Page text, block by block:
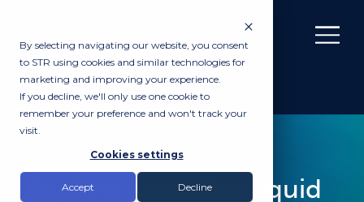
By selecting navigating our website, you consent
to STR using cookies and similar technologies for
marketing and improving your experience.
If you decline, we'll only use one cookie to
remember your preference and won't track your
visit.
Cookies settings
Accept Decline
Applied Acoustics Squid